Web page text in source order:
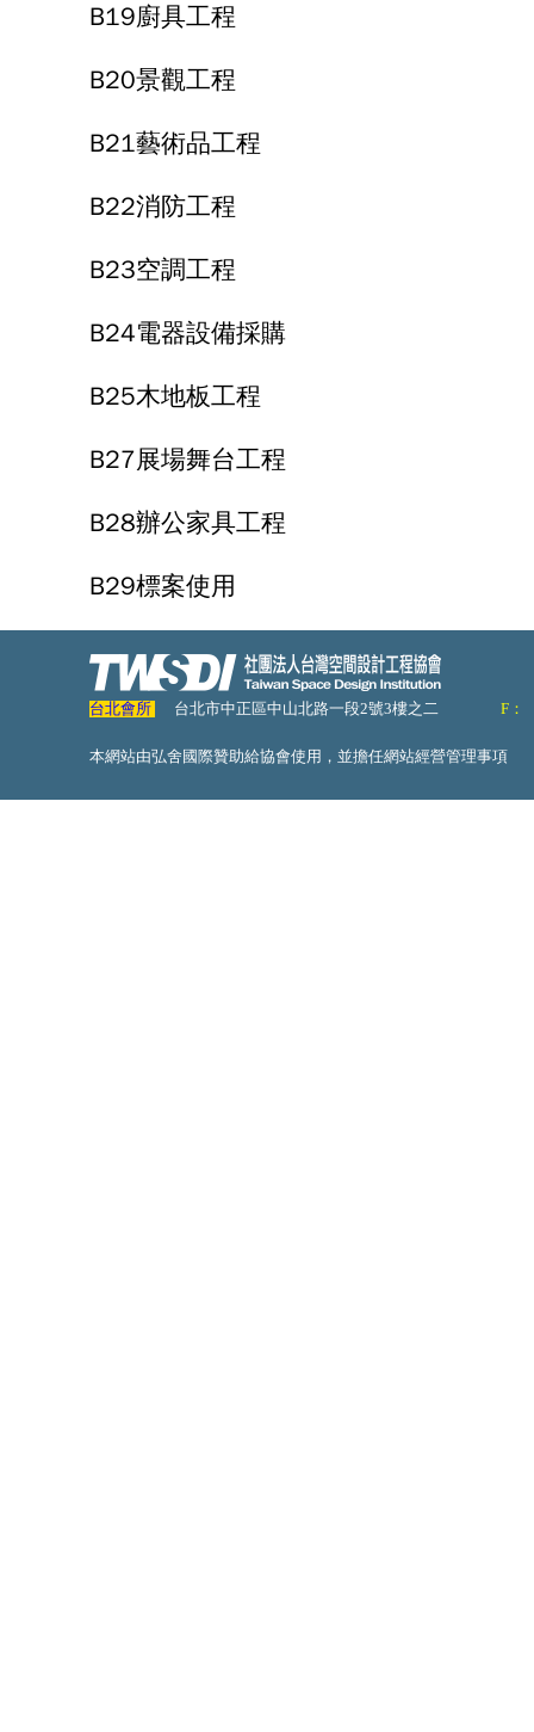
B19廚具工程
B20景觀工程
B21藝術品工程
B22消防工程
B23空調工程
B24電器設備採購
B25木地板工程
B27展場舞台工程
B28辦公家具工程
B29標案使用
台北會所 台北市中正區中山北路一段2號3樓之二 F：
本網站由弘舍國際贊助給協會使用，並擔任網站經營管理事項